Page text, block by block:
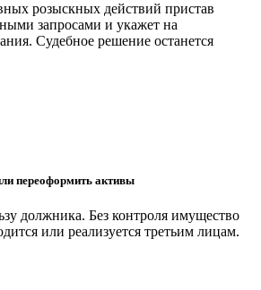
розыскных действий пристав
запросами и укажет на
Судебное решение останется
переоформить активы
должника. Без контроля имущество
или реализуется третьим лицам.